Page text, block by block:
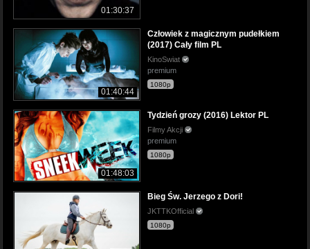
01:30:37
01:40:44
Człowiek z magicznym pudełkiem
(2017) Cały film PL
KinoSwiat
premium
1080p
01:48:03
Tydzień grozy (2016) Lektor PL
Filmy Akcji
premium
1080p
Bieg Św. Jerzego z Dori!
JKTTKOfficial
1080p